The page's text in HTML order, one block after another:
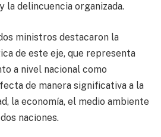
delincuencia organizada.
ministros destacaron la
de este eje, que representa
a nivel nacional como
de manera significativa a la
la economía, el medio ambiente
naciones.